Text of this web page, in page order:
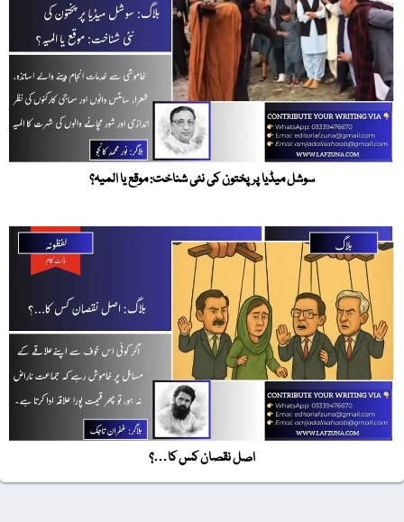
سوشل میڈیا پر پختون کی نئی شناخت: موقع یا المیہ؟
اصل نقصان کس کا…؟